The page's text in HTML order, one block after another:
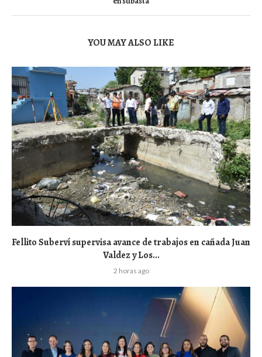
YOU MAY ALSO LIKE
Fellito Suberví supervisa avance de trabajos en cañada Juan
Valdez y Los...
2 horas ago